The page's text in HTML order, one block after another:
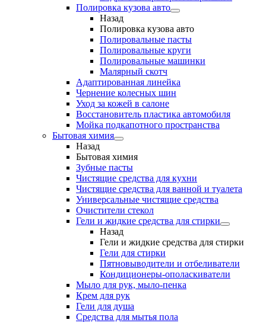
Полировка кузова авто
Назад
Полировка кузова авто
Полировальные пасты
Полировальные круги
Полировальные машинки
Малярный cкотч
Адаптированная линейка
Чернение колесных шин
Уход за кожей в салоне
Восстановитель пластика автомобиля
Мойка подкапотного пространства
Бытовая химия
Назад
Бытовая химия
Зубные пасты
Чистящие средства для кухни
Чистящие средства для ванной и туалета
Универсальные чистящие средства
Очистители стекол
Гели и жидкие средства для стирки
Назад
Гели и жидкие средства для стирки
Гели для стирки
Пятновыводители и отбеливатели
Кондиционеры-ополаскиватели
Мыло для рук, мыло-пенка
Крем для рук
Гели для душа
Средства для мытья пола